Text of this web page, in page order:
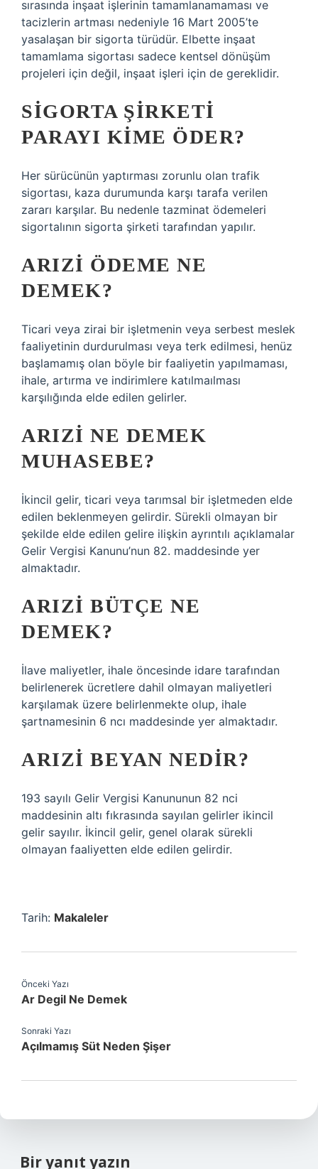
sırasında inşaat işlerinin tamamlanamaması ve
tacizlerin artması nedeniyle 16 Mart 2005’te
yasalaşan bir sigorta türüdür. Elbette inşaat
tamamlama sigortası sadece kentsel dönüşüm
projeleri için değil, inşaat işleri için de gereklidir.
SIGORTA ŞIRKETI
PARAYI KIME ÖDER?
Her sürücünün yaptırması zorunlu olan trafik
sigortası, kaza durumunda karşı tarafa verilen
zararı karşılar. Bu nedenle tazminat ödemeleri
sigortalının sigorta şirketi tarafından yapılır.
ARIZI ÖDEME NE
DEMEK?
Ticari veya zirai bir işletmenin veya serbest meslek
faaliyetinin durdurulması veya terk edilmesi, henüz
başlamamış olan böyle bir faaliyetin yapılmaması,
ihale, artırma ve indirimlere katılmaılması
karşılığında elde edilen gelirler.
ARIZI NE DEMEK
MUHASEBE?
İkincil gelir, ticari veya tarımsal bir işletmeden elde
edilen beklenmeyen gelirdir. Sürekli olmayan bir
şekilde elde edilen gelire ilişkin ayrıntılı açıklamalar
Gelir Vergisi Kanunu’nun 82. maddesinde yer
almaktadır.
ARIZI BÜTÇE NE
DEMEK?
İlave maliyetler, ihale öncesinde idare tarafından
belirlenerek ücretlere dahil olmayan maliyetleri
karşılamak üzere belirlenmekte olup, ihale
şartnamesinin 6 ncı maddesinde yer almaktadır.
ARIZI BEYAN NEDIR?
193 sayılı Gelir Vergisi Kanununun 82 nci
maddesinin altı fıkrasında sayılan gelirler ikincil
gelir sayılır. İkincil gelir, genel olarak sürekli
olmayan faaliyetten elde edilen gelirdir.
Tarih: Makaleler
Önceki Yazı
Ar Degil Ne Demek
Sonraki Yazı
Açılmamış Süt Neden Şişer
Bir yanıt yazın